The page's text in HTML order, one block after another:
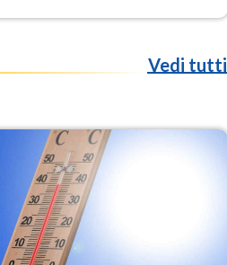
Vedi tutti